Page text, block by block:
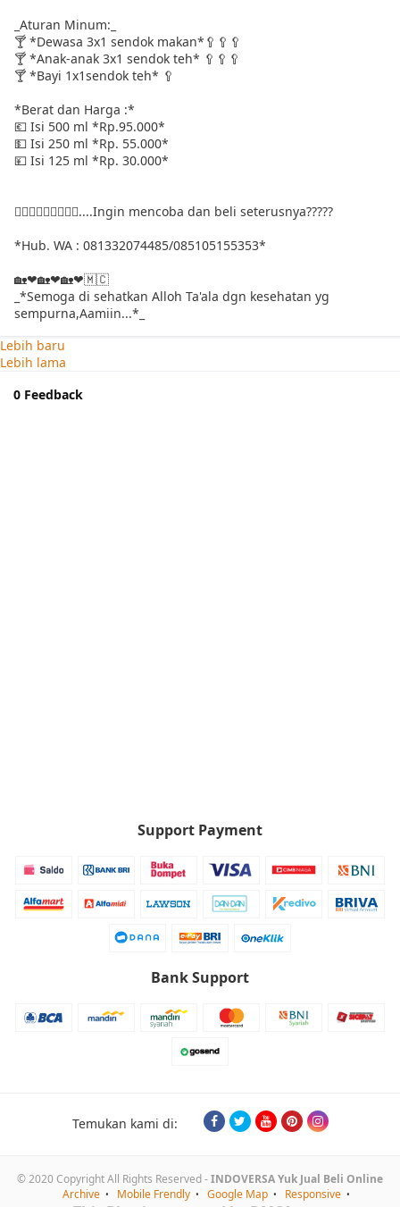
_Aturan Minum:_
🍸 *Dewasa 3x1 sendok makan*🥄🥄🥄
🍸 *Anak-anak 3x1 sendok teh* 🥄🥄🥄
🍸 *Bayi 1x1sendok teh* 🥄
*Berat dan Harga :*
💶 Isi 500 ml *Rp.95.000*
💵 Isi 250 ml *Rp. 55.000*
💴 Isi 125 ml *Rp. 30.000*
🏃🏼‍♂🏃🏼‍♂🏃🏼‍♂....Ingin mencoba dan beli seterusnya?????
*Hub. WA : 081332074485/085105155353*
🏡❤🏡❤🏡❤🇲🇨
_*Semoga di sehatkan Alloh Ta'ala dgn kesehatan yg
sempurna,Aamiin...*_
Lebih baru
Lebih lama
0 Feedback
Support Payment
Bank Support
Temukan kami di:
© 2020 Copyright All Rights Reserved -INDOVERSA Yuk Jual Beli Online
Archive
Mobile Frendly Google Map Responsive